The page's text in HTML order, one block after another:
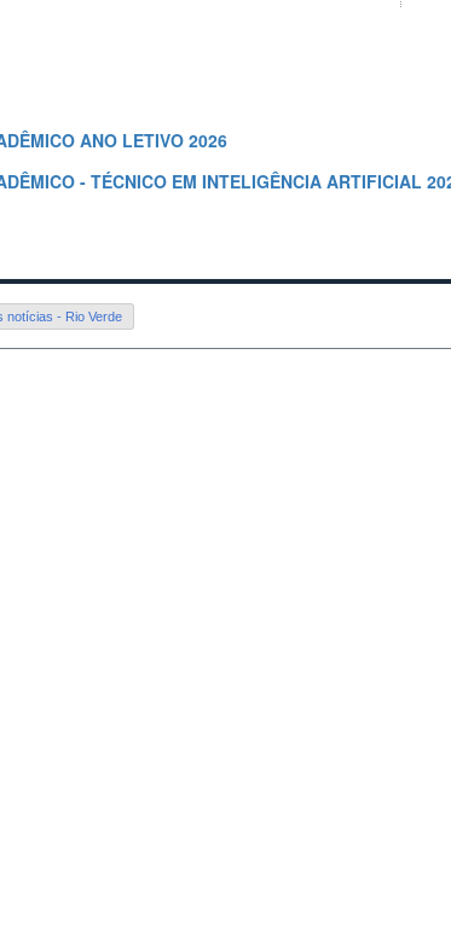
ANO LETIVO 2026
- TÉCNICO EM INTELIGÊNCIA ARTIFICIAL
notícias - Rio Verde